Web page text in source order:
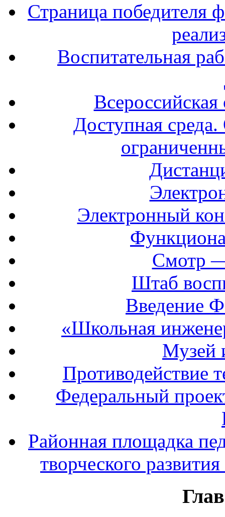
Страница победителя
Воспитательная
Доступная
Электронный
Смотр
Штаб
Введение
«Школьная
Музей
Противодействие
Федеральный
Районная площадка
творческого